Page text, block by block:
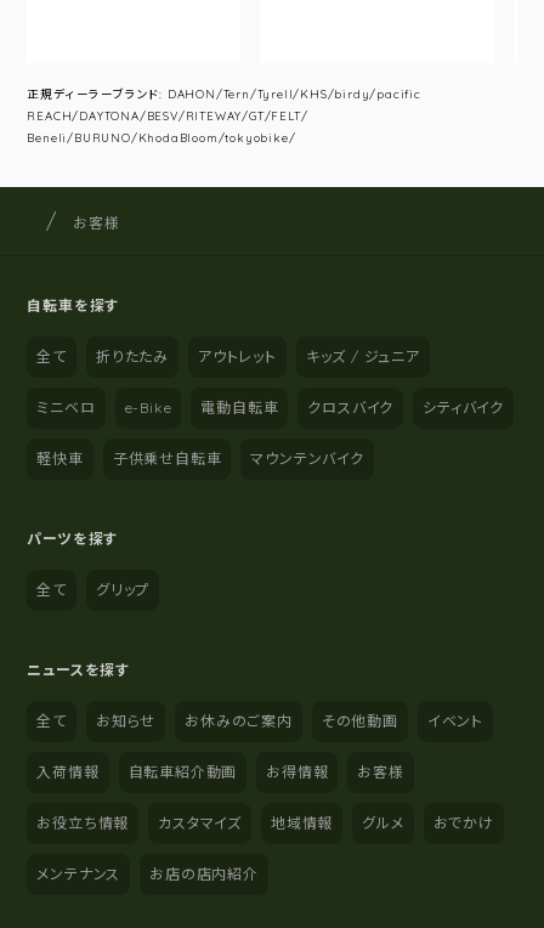
正規ディーラーブランド: DAHON/Tern/Tyrell/KHS/birdy/pacific
REACH/DAYTONA/BESV/RITEWAY/GT/FELT/
Beneli/BURUNO/KhodaBloom/tokyobike/
サイト内の現在地
サイクルショップナカゴヤ
お客様
自転車を探す
全て 折りたたみ アウトレット キッズ / ジュニア
ミニベロ e-Bike 電動自転車 クロスバイク シティバイク
軽快車 子供乗せ自転車 マウンテンバイク
パーツを探す
全て グリップ
ニュースを探す
全て お知らせ お休みのご案内 その他動画 イベント
入荷情報 自転車紹介動画 お得情報 お客様
お役立ち情報 カスタマイズ 地域情報 グルメ おでかけ
メンテナンス お店の店内紹介